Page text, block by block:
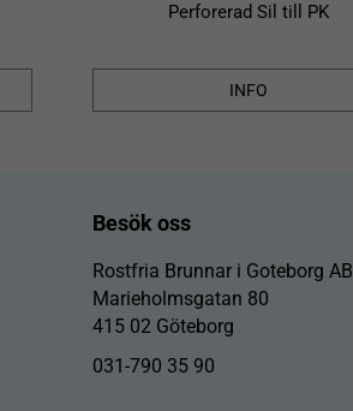
Perforerad Sil till PK
INFO
Besök oss
Rostfria Brunnar i Goteborg AB
Marieholmsgatan 80
415 02 Göteborg
031-790 35 90